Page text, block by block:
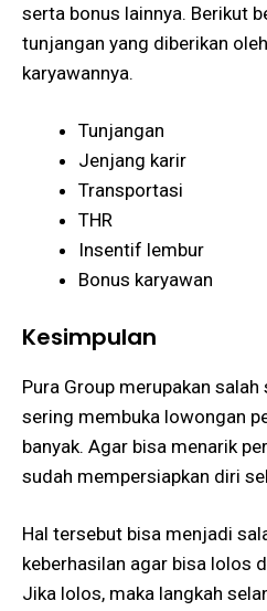
serta bonus lainnya. Berikut
tunjangan yang diberikan
karyawannya.
Tunjangan
Jenjang karir
Transportasi
THR
Insentif lembur
Bonus karyawan
Kesimpulan
Pura Group merupakan
sering membuka lowongan
banyak. Agar bisa menarik
sudah mempersiapkan diri
Hal tersebut bisa menjadi
keberhasilan agar bisa lolos
Jika lolos, maka langkah